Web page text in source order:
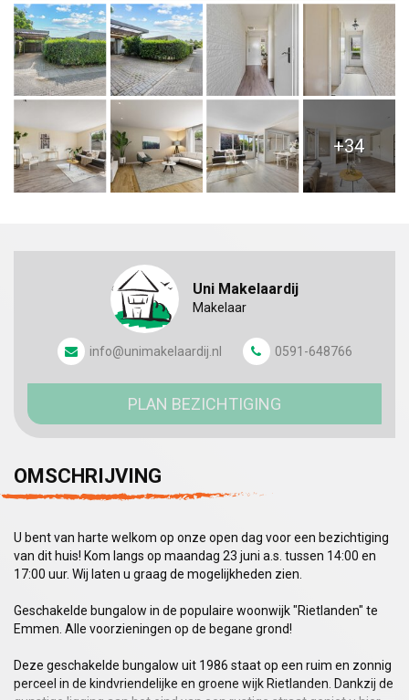
+34
Uni Makelaardij
Makelaar
info@unimakelaardij.nl 0591-648766
PLAN BEZICHTIGING
OMSCHRIJVING
U bent van harte welkom op onze open dag voor een bezichtiging
van dit huis! Kom langs op maandag 23 juni a.s. tussen 14:00 en
17:00 uur. Wij laten u graag de mogelijkheden zien.
Geschakelde bungalow in de populaire woonwijk "Rietlanden" te
Emmen. Alle voorzieningen op de begane grond!
Deze geschakelde bungalow uit 1986 staat op een ruim en zonnig
perceel in de kindvriendelijke en groene wijk Rietlanden. Dankzij de